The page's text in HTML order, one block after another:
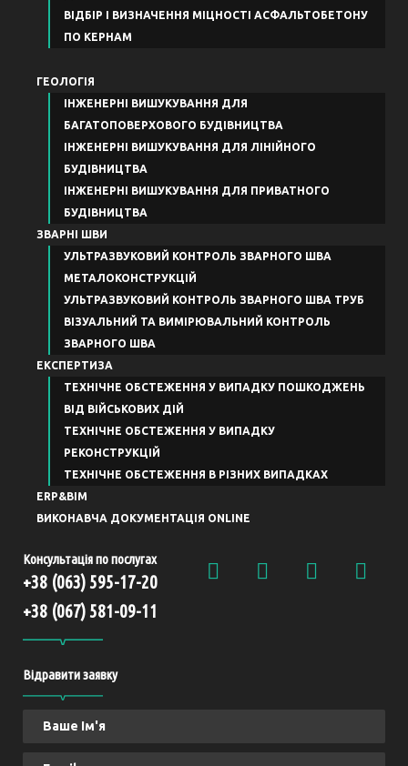
ВІДБІР І ВИЗНАЧЕННЯ МІЦНОСТІ АСФАЛЬТОБЕТОНУ
ПО КЕРНАМ
ГЕОЛОГІЯ
ІНЖЕНЕРНІ ВИШУКУВАННЯ ДЛЯ
БАГАТОПОВЕРХОВОГО БУДІВНИЦТВА
ІНЖЕНЕРНІ ВИШУКУВАННЯ ДЛЯ ЛІНІЙНОГО
БУДІВНИЦТВА
ІНЖЕНЕРНІ ВИШУКУВАННЯ ДЛЯ ПРИВАТНОГО
БУДІВНИЦТВА
ЗВАРНІ ШВИ
УЛЬТРАЗВУКОВИЙ КОНТРОЛЬ ЗВАРНОГО ШВА
МЕТАЛОКОНСТРУКЦІЙ
УЛЬТРАЗВУКОВИЙ КОНТРОЛЬ ЗВАРНОГО ШВА ТРУБ
ВІЗУАЛЬНИЙ ТА ВИМІРЮВАЛЬНИЙ КОНТРОЛЬ
ЗВАРНОГО ШВА
ЕКСПЕРТИЗА
ТЕХНІЧНЕ ОБСТЕЖЕННЯ У ВИПАДКУ ПОШКОДЖЕНЬ
ВІД ВІЙСЬКОВИХ ДІЙ
ТЕХНІЧНЕ ОБСТЕЖЕННЯ У ВИПАДКУ
РЕКОНСТРУКЦІЙ
ТЕХНІЧНЕ ОБСТЕЖЕННЯ В РІЗНИХ ВИПАДКАХ
ERP&BIM
ВИКОНАВЧА ДОКУМЕНТАЦІЯ ONLINE
Консультація по послугах
+38 (063) 595-17-20
+38 (067) 581-09-11
Відравити заявку